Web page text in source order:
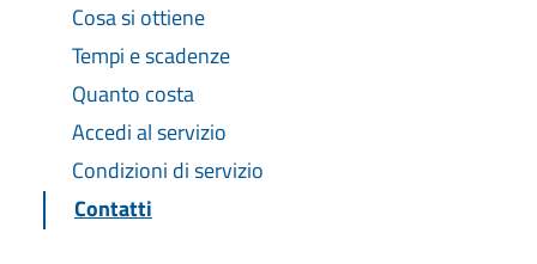
Cosa si ottiene
Tempi e scadenze
Quanto costa
Accedi al servizio
Condizioni di servizio
Contatti